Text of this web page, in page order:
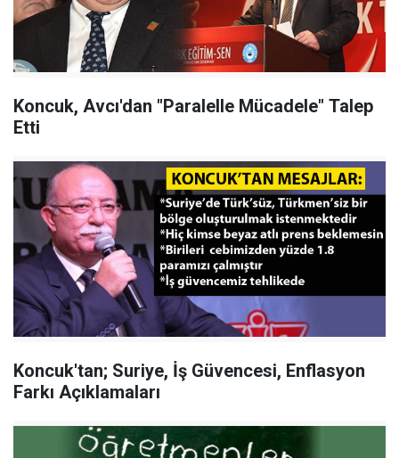
Koncuk, Avcı'dan "Paralelle Mücadele" Talep
Etti
Koncuk'tan; Suriye, İş Güvencesi, Enflasyon
Farkı Açıklamaları